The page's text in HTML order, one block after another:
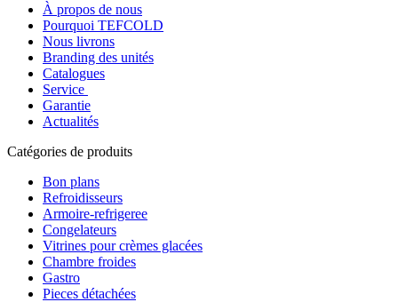
À propos de nous
Pourquoi TEFCOLD
Nous livrons
Branding des unités
Catalogues
Service
Garantie
Actualités
Catégories de produits
Bon plans
Refroidisseurs
Armoire-refrigeree
Congelateurs
Vitrines pour crèmes glacées
Chambre froides
Gastro
Pieces détachées